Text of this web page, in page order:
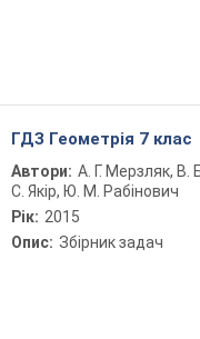
ГДЗ Геометрія 7 клас
Автори: А. Г. Мерзляк, В.
С. Якір, Ю. М. Рабінович
Рік: 2015
Опис: Збірник задач